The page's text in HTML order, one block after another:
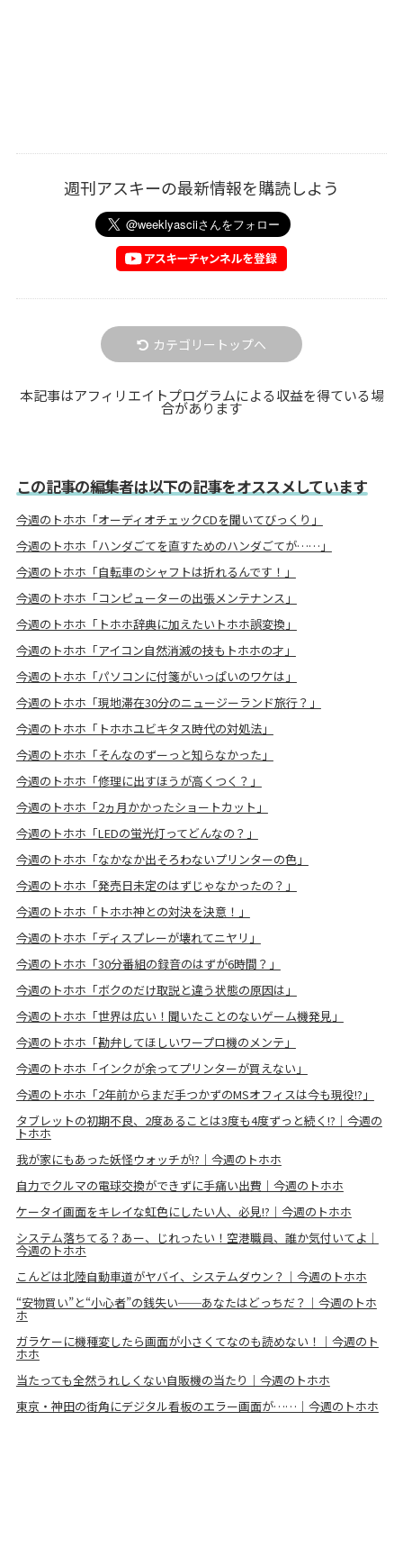
週刊アスキーの最新情報を購読しよう
カテゴリートップへ
本記事はアフィリエイトプログラムによる収益を得ている場
合があります
この記事の編集者は以下の記事をオススメしています
今週のトホホ「オーディオチェックCDを聞いてびっくり」
今週のトホホ「ハンダごてを直すためのハンダごてが……」
今週のトホホ「自転車のシャフトは折れるんです！」
今週のトホホ「コンピューターの出張メンテナンス」
今週のトホホ「トホホ辞典に加えたいトホホ誤変換」
今週のトホホ「アイコン自然消滅の技もトホホの才」
今週のトホホ「パソコンに付箋がいっぱいのワケは」
今週のトホホ「現地滞在30分のニュージーランド旅行？」
今週のトホホ「トホホユビキタス時代の対処法」
今週のトホホ「そんなのずーっと知らなかった」
今週のトホホ「修理に出すほうが高くつく？」
今週のトホホ「2ヵ月かかったショートカット」
今週のトホホ「LEDの蛍光灯ってどんなの？」
今週のトホホ「なかなか出そろわないプリンターの色」
今週のトホホ「発売日未定のはずじゃなかったの？」
今週のトホホ「トホホ神との対決を決意！」
今週のトホホ「ディスプレーが壊れてニヤリ」
今週のトホホ「30分番組の録音のはずが6時間？」
今週のトホホ「ボクのだけ取説と違う状態の原因は」
今週のトホホ「世界は広い！聞いたことのないゲーム機発見」
今週のトホホ「勘弁してほしいワープロ機のメンテ」
今週のトホホ「インクが余ってプリンターが買えない」
今週のトホホ「2年前からまだ手つかずのMSオフィスは今も現役!?」
タブレットの初期不良、2度あることは3度も4度ずっと続く!?｜今週の
トホホ
我が家にもあった妖怪ウォッチが!?｜今週のトホホ
自力でクルマの電球交換ができずに手痛い出費｜今週のトホホ
ケータイ画面をキレイな虹色にしたい人、必見!?｜今週のトホホ
システム落ちてる？あー、じれったい！空港職員、誰か気付いてよ｜
今週のトホホ
こんどは北陸自動車道がヤバイ、システムダウン？｜今週のトホホ
“安物買い”と“小心者”の銭失い──あなたはどっちだ？｜今週のトホ
ホ
ガラケーに機種変したら画面が小さくてなのも読めない！｜今週のト
ホホ
当たっても全然うれしくない自販機の当たり｜今週のトホホ
東京・神田の街角にデジタル看板のエラー画面が……｜今週のトホホ